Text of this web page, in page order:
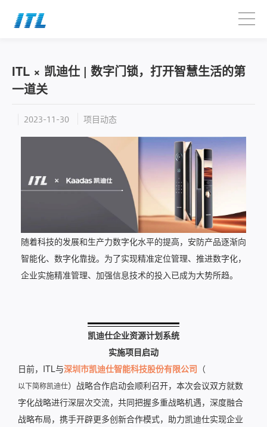
ITL × 凯迪仕 | 数字门锁，打开智慧生活的第
一道关
2023-11-30 项目动态
随着科技的发展和生产力数字化水平的提高，安防产品逐渐向
智能化、数字化靠拢。为了实现精准定位管理、推进数字化，
企业实施精准管理、加强信息技术的投入已成为大势所趋。
凯迪仕企业资源计划系统
实施项目启动
日前，ITL与深圳市凯迪仕智能科技股份有限公司 （
以下简称凯迪仕） 战略合作启动会顺利召开，本次会议双方就数
字化战略进行深层次交流，共同把握多重战略机遇，深度融合
战略布局，携手开辟更多创新合作模式，助力凯迪仕实现企业